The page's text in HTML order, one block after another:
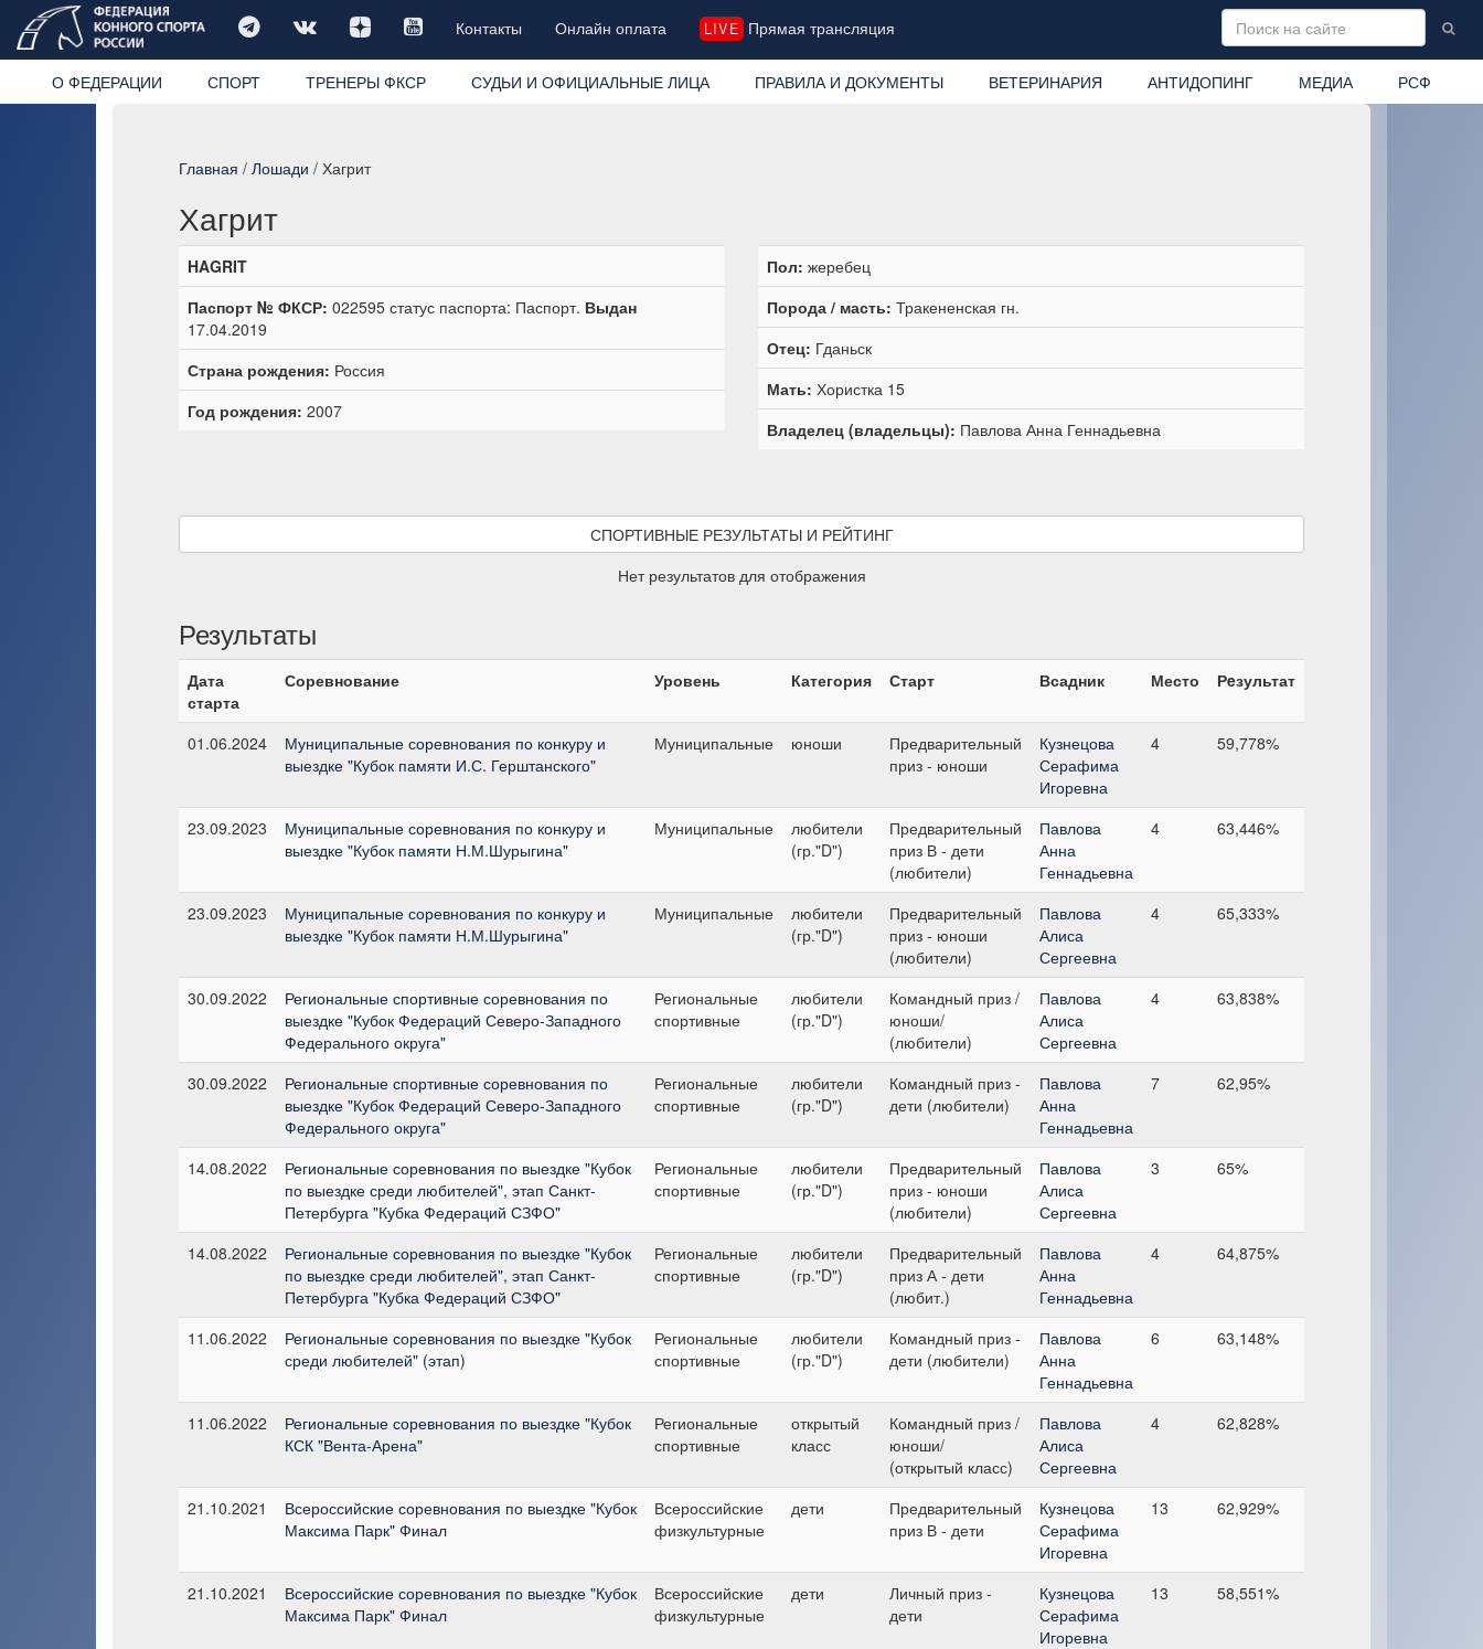
Контакты Онлайн оплата LIVE Прямая трансляция
О ФЕДЕРАЦИИ СПОРТ ТРЕНЕРЫ ФКСР СУДЬИ И ОФИЦИАЛЬНЫЕ ЛИЦА ПРАВИЛА И ДОКУМЕНТЫ ВЕТЕРИНАРИЯ АНТИДОПИНГ МЕДИА РСФ
Главная / Лошади / Хагрит
Хагрит
HAGRIT
Паспорт № ФКСР: 022595 статус паспорта: Паспорт. Выдан
17.04.2019
Страна рождения: Россия
Год рождения: 2007
Пол: жеребец
Порода / масть: Тракененская гн.
Отец: Гданьск
Мать: Хористка 15
Владелец (владельцы): Павлова Анна Геннадьевна
СПОРТИВНЫЕ РЕЗУЛЬТАТЫ И РЕЙТИНГ
Нет результатов для отображения
Результаты
Дата
старта
Соревнование Уровень Категория Старт Всадник Место Рeзультат
01.06.2024
Муниципальные соревнования по конкуру и
выездке "Кубок памяти И.С. Герштанского"
Муниципальные юноши
Предварительный
приз - юноши
Кузнецова
Серафима
Игоревна
4 59,778%
23.09.2023
Муниципальные соревнования по конкуру и
выездке "Кубок памяти Н.М.Шурыгина"
Муниципальные
любители
(гр."D")
Предварительный
приз В - дети
(любители)
Павлова
Анна
Геннадьевна
4 63,446%
23.09.2023
Муниципальные соревнования по конкуру и
выездке "Кубок памяти Н.М.Шурыгина"
Муниципальные
любители
(гр."D")
Предварительный
приз - юноши
(любители)
Павлова
Алиса
Сергеевна
4 65,333%
30.09.2022
Региональные спортивные соревнования по
выездке "Кубок Федераций Северо-Западного
Федерального округа"
Региональные
спортивные
любители
(гр."D")
Командный приз /
юноши/
(любители)
Павлова
Алиса
Сергеевна
4 63,838%
30.09.2022
Региональные спортивные соревнования по
выездке "Кубок Федераций Северо-Западного
Федерального округа"
Региональные
спортивные
любители
(гр."D")
Командный приз -
дети (любители)
Павлова
Анна
Геннадьевна
7 62,95%
14.08.2022
Региональные соревнования по выездке "Кубок
по выездке среди любителей", этап Санкт-
Петербурга "Кубка Федераций СЗФО"
Региональные
спортивные
любители
(гр."D")
Предварительный
приз - юноши
(любители)
Павлова
Алиса
Сергеевна
3 65%
14.08.2022
Региональные соревнования по выездке "Кубок
по выездке среди любителей", этап Санкт-
Петербурга "Кубка Федераций СЗФО"
Региональные
спортивные
любители
(гр."D")
Предварительный
приз А - дети
(любит.)
Павлова
Анна
Геннадьевна
4 64,875%
11.06.2022
Региональные соревнования по выездке "Кубок
среди любителей" (этап)
Региональные
спортивные
любители
(гр."D")
Командный приз -
дети (любители)
Павлова
Анна
Геннадьевна
6 63,148%
11.06.2022
Региональные соревнования по выездке "Кубок
КСК "Вента-Арена"
Региональные
спортивные
открытый
класс
Командный приз /
юноши/
(открытый класс)
Павлова
Алиса
Сергеевна
4 62,828%
21.10.2021
Всероссийские соревнования по выездке "Кубок
Максима Парк" Финал
Всероссийские
физкультурные
дети
Предварительный
приз В - дети
Кузнецова
Серафима
Игоревна
13 62,929%
21.10.2021
Всероссийские соревнования по выездке "Кубок
Максима Парк" Финал
Всероссийские
физкультурные
дети
Личный приз -
дети
Кузнецова
Серафима
Игоревна
13 58,551%